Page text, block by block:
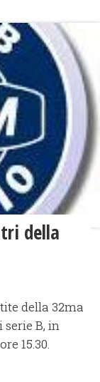
della
della 32ma
B, in
15.30.